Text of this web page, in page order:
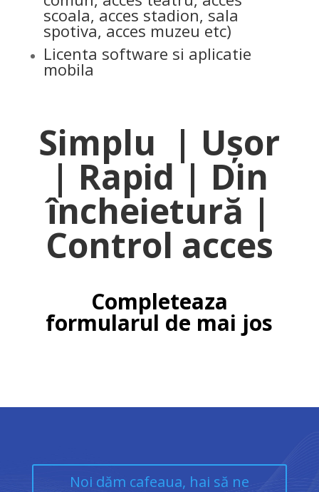
scoala, acces stadion, sala
spotiva, acces muzeu etc)
Licenta software si aplicatie
mobila
Simplu | Ușor
| Rapid | Din
încheietură |
Control acces
Completeaza
formularul de mai jos
Noi dăm cafeaua, hai să ne